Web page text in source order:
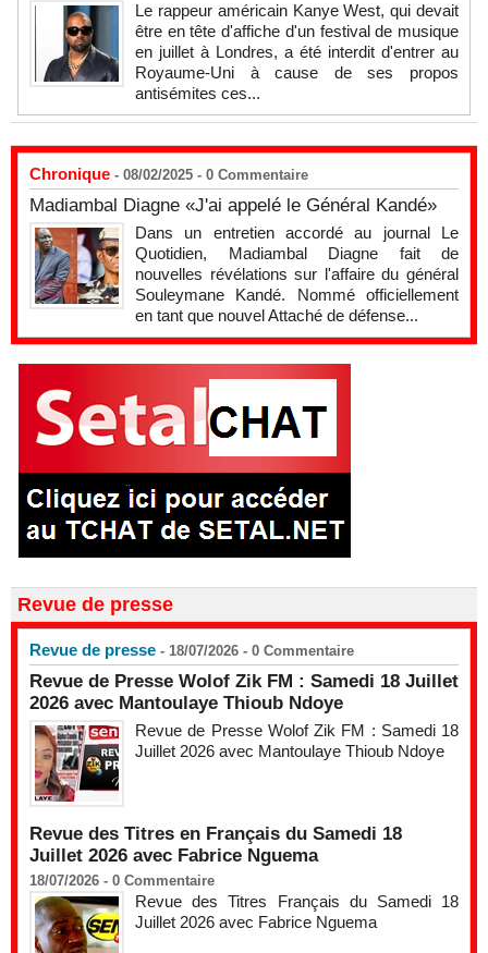
Le rappeur américain Kanye West, qui devait
être en tête d'affiche d'un festival de musique
en juillet à Londres, a été interdit d'entrer au
Royaume-Uni à cause de ses propos
antisémites ces...
Chronique - 08/02/2025 - 0 Commentaire
Madiambal Diagne «J'ai appelé le Général Kandé»
Dans un entretien accordé au journal Le
Quotidien, Madiambal Diagne fait de
nouvelles révélations sur l'affaire du général
Souleymane Kandé. Nommé officiellement
en tant que nouvel Attaché de défense...
Revue de presse
Revue de presse - 18/07/2026 - 0 Commentaire
Revue de Presse Wolof Zik FM : Samedi 18 Juillet
2026 avec Mantoulaye Thioub Ndoye
Revue de Presse Wolof Zik FM : Samedi 18
Juillet 2026 avec Mantoulaye Thioub Ndoye
Revue des Titres en Français du Samedi 18
Juillet 2026 avec Fabrice Nguema
18/07/2026 - 0 Commentaire
Revue des Titres Français du Samedi 18
Juillet 2026 avec Fabrice Nguema